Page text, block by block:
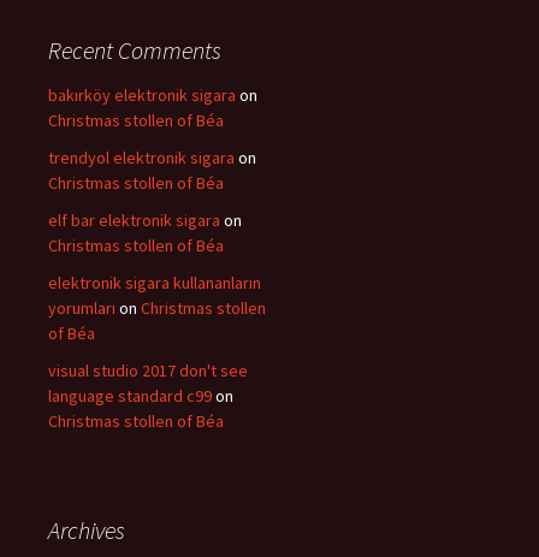
Recent Comments
bakırköy elektronik sigara on
Christmas stollen of Béa
trendyol elektronik sigara on
Christmas stollen of Béa
elf bar elektronik sigara on
Christmas stollen of Béa
elektronik sigara kullananların
yorumları on Christmas stollen
of Béa
visual studio 2017 don't see
language standard c99on
Christmas stollen of Béa
Archives